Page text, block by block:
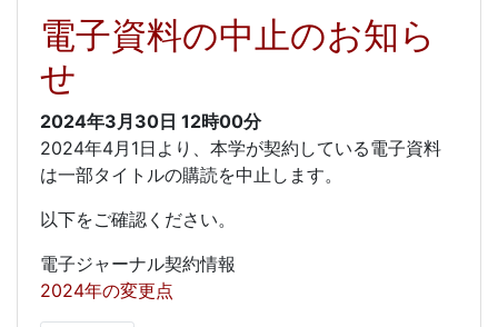
電子資料の中止のお知ら
せ
2024年3月30日 12時00分
2024年4月1日より、本学が契約している電子資料
は一部タイトルの購読を中止します。
以下をご確認ください。
電子ジャーナル契約情報
2024年の変更点